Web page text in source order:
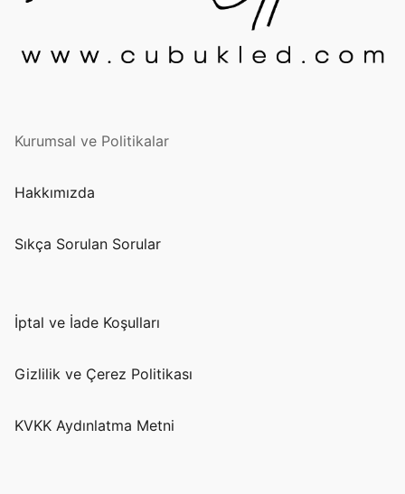
Kurumsal ve Politikalar
Hakkımızda
Sıkça Sorulan Sorular
İptal ve İade Koşulları
Gizlilik ve Çerez Politikası
KVKK Aydınlatma Metni